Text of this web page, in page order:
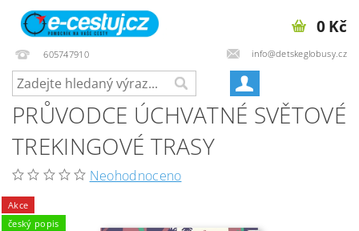
605747910 info@detskeglobusy.cz
0 Kč
PRŮVODCE ÚCHVATNÉ SVĚTOVÉ
TREKINGOVÉ TRASY
Neohodnoceno
Akce
český popis